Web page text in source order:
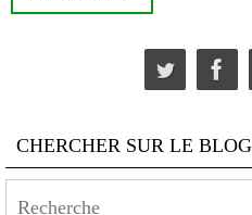
CHERCHER SUR LE